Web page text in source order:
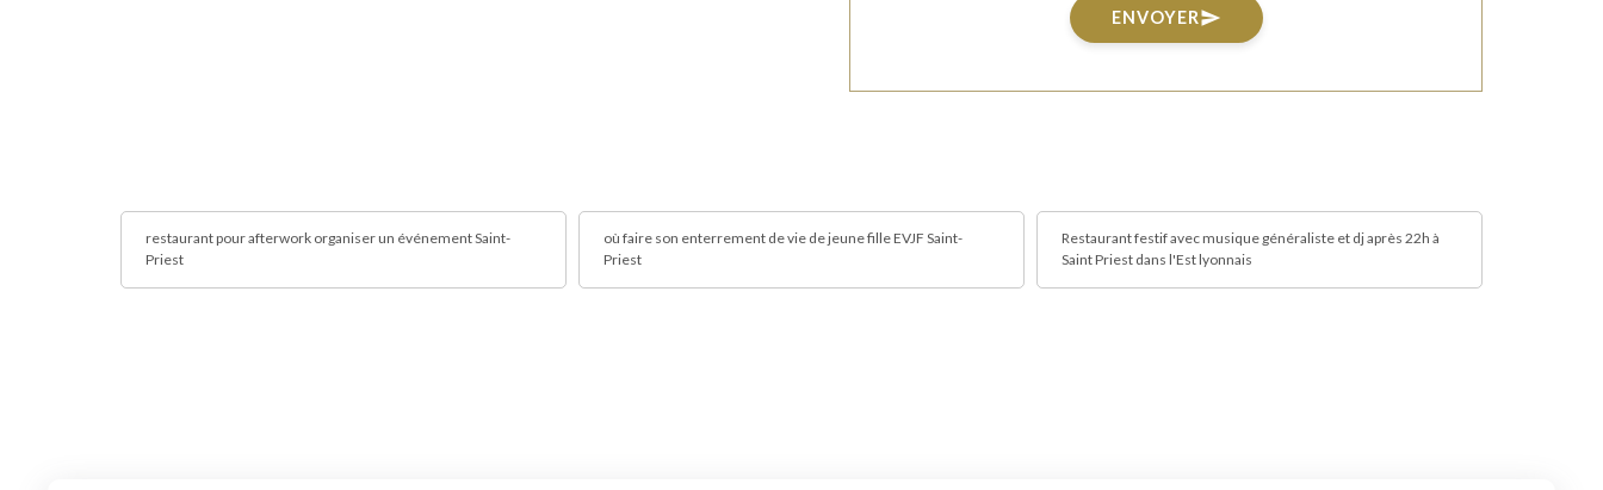
ENVOYERsend
restaurant pour afterwork organiser un événement Saint-
Priest
où faire son enterrement de vie de jeune fille EVJF Saint-
Priest
Restaurant festif avec musique généraliste et dj après 22h à
Saint Priest dans l'Est lyonnais